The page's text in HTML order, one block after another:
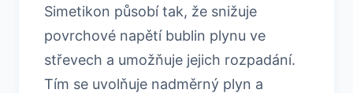
Simetikon působí tak, že snižuje
povrchové napětí bublin plynu ve
střevech a umožňuje jejich rozpadání.
Tím se uvolňuje nadměrný plyn a